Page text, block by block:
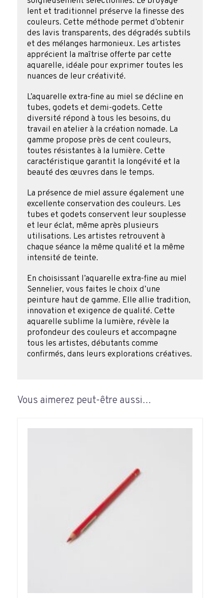
lent et traditionnel préserve la finesse des
couleurs. Cette méthode permet d’obtenir
des lavis transparents, des dégradés subtils
et des mélanges harmonieux. Les artistes
apprécient la maîtrise offerte par cette
aquarelle, idéale pour exprimer toutes les
nuances de leur créativité.
L’aquarelle extra-fine au miel se décline en
tubes, godets et demi-godets. Cette
diversité répond à tous les besoins, du
travail en atelier à la création nomade. La
gamme propose près de cent couleurs,
toutes résistantes à la lumière. Cette
caractéristique garantit la longévité et la
beauté des œuvres dans le temps.
La présence de miel assure également une
excellente conservation des couleurs. Les
tubes et godets conservent leur souplesse
et leur éclat, même après plusieurs
utilisations. Les artistes retrouvent à
chaque séance la même qualité et la même
intensité de teinte.
En choisissant l’aquarelle extra-fine au miel
Sennelier, vous faites le choix d’une
peinture haut de gamme. Elle allie tradition,
innovation et exigence de qualité. Cette
aquarelle sublime la lumière, révèle la
profondeur des couleurs et accompagne
tous les artistes, débutants comme
confirmés, dans leurs explorations créatives.
Vous aimerez peut-être aussi…